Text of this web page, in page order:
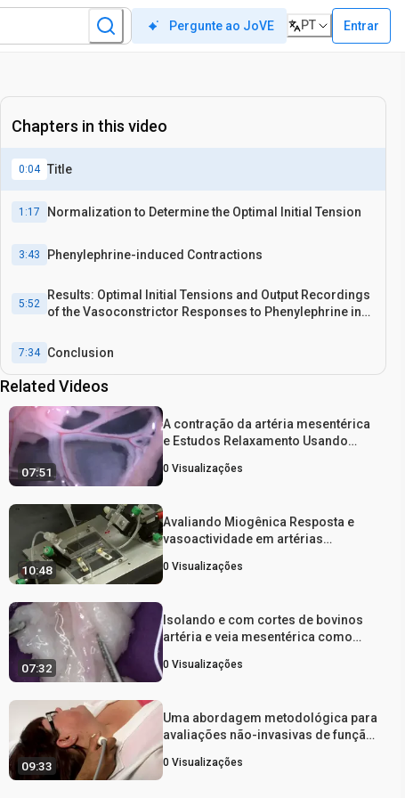
Pergunte ao JoVE PT Entrar
Chapters in this video
0:04 Title
1:17 Normalization to Determine the Optimal Initial Tension
3:43 Phenylephrine-induced Contractions
5:52
Results: Optimal Initial Tensions and Output Recordings
of the Vasoconstrictor Responses to Phenylephrine in
7:34 Conclusion
Related Videos
07:51
A contração da artéria mesentérica
e Estudos Relaxamento Usando
0 Visualizações
10:48
Avaliando Miogênica Resposta e
vasoactividade em artérias
Usando Miografia Pressão
0 Visualizações
07:32
Isolando e com cortes de bovinos
artéria e veia mesentérica como
no intestino delgado
0 Visualizações
09:33
Uma abordagem metodológica para
avaliações não-invasivas de função
0 Visualizações